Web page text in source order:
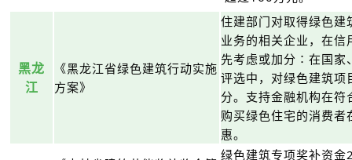
黑龙
江
《黑龙江省绿色建筑行动实施
方案》
住建部门对取得绿色
业务的相关企业，在
先考虑或加分∶在国家
评选中，对绿色建筑
分。支持金融机构在
购买绿色住宅的消费
惠。
绿色建筑专项奖补资